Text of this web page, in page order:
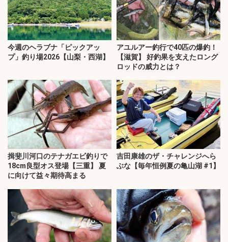
今週のヘラブナ「ピックアッ
プ」釣り場2026【山梨・西湖】
アユルアー釣行で40匹の爆釣！
【滋賀】 好釣果を支えたロング
ロッドの威力とは？
揖斐川河口のテナガエビ釣りで
18cm良型オス登場【三重】 夏
に向けて益々期待高まる
吉田康雄のザ・チャレンジへら
ぶな【毎年恒例夏の亀山湖 #1】